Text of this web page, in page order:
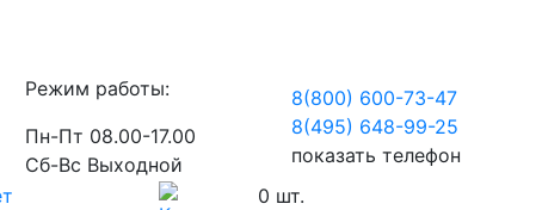
Режим работы:
Пн-Пт 08.00-17.00
Сб-Вс Выходной
8(800) 600-73-47
8(495) 648-99-25
показать телефон
0 шт.